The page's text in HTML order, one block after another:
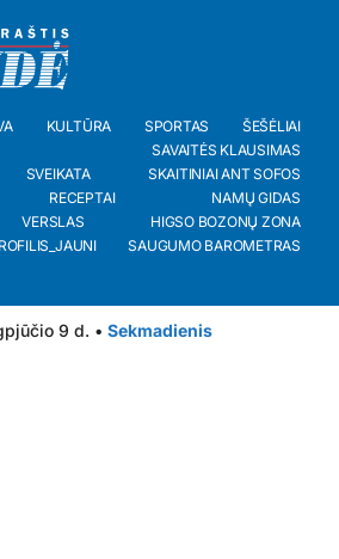
KULTŪRA SPORTAS
ŠEŠĖLIAI
SAVAITĖS KLAUSIMAS
SVEIKATA
SKAITINIAI ANT SOFOS
RECEPTAI
NAMŲ GIDAS
VERSLAS
HIGSO BOZONŲ ZONA
SAUGUMO BAROMETRAS
9 d. • Sekmadienis